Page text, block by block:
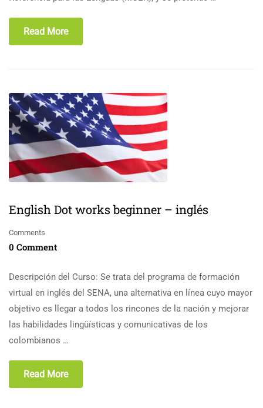
Read More
English Dot works beginner – inglés
Comments
0 Comment
Descripción del Curso: Se trata del programa de formación
virtual en inglés del SENA, una alternativa en línea cuyo mayor
objetivo es llegar a todos los rincones de la nación y mejorar
las habilidades lingüísticas y comunicativas de los
colombianos …
Read More